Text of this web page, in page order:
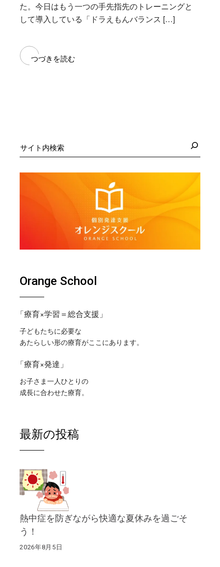
た。今日はもう一つの手先指先のトレーニングと
して導入している「ドラえもんバランス […]
つづきを読む
索
Orange School
「療育×学習＝総合支援」
子どもたちに必要な
あたらしい形の療育がここにあります。
「療育×発達」
お子さま一人ひとりの
成長に合わせた療育。
最新の投稿
熱中症を防ぎながら快適な夏休みを過ごそ
う！
2026年8月5日